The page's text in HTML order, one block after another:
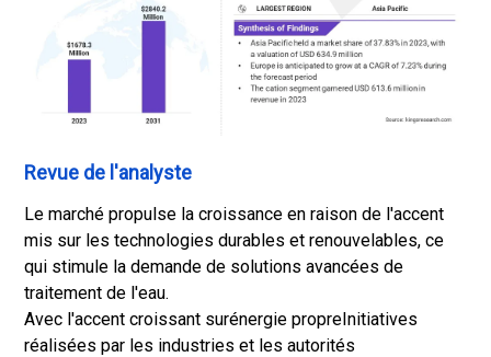
Revue de l'analyste
Le marché propulse la croissance en raison de l'accent
mis sur les technologies durables et renouvelables, ce
qui stimule la demande de solutions avancées de
traitement de l'eau.
Avec l'accent croissant surénergie propreInitiatives
réalisées par les industries et les autorités